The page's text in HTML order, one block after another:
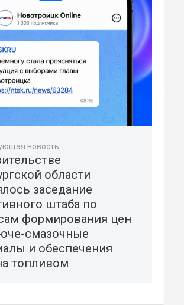
новость:
области
заседание
штаба по
формирования цен
смазочные
и обеспечения
топливом